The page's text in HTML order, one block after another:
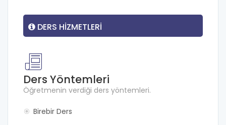
DERS HIZMETLERI
Ders Yöntemleri
Öğretmenin verdiği ders yöntemleri.
Birebir Ders